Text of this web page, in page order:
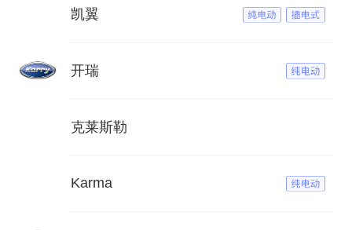
凯翼
开瑞
克莱斯勒
Karma